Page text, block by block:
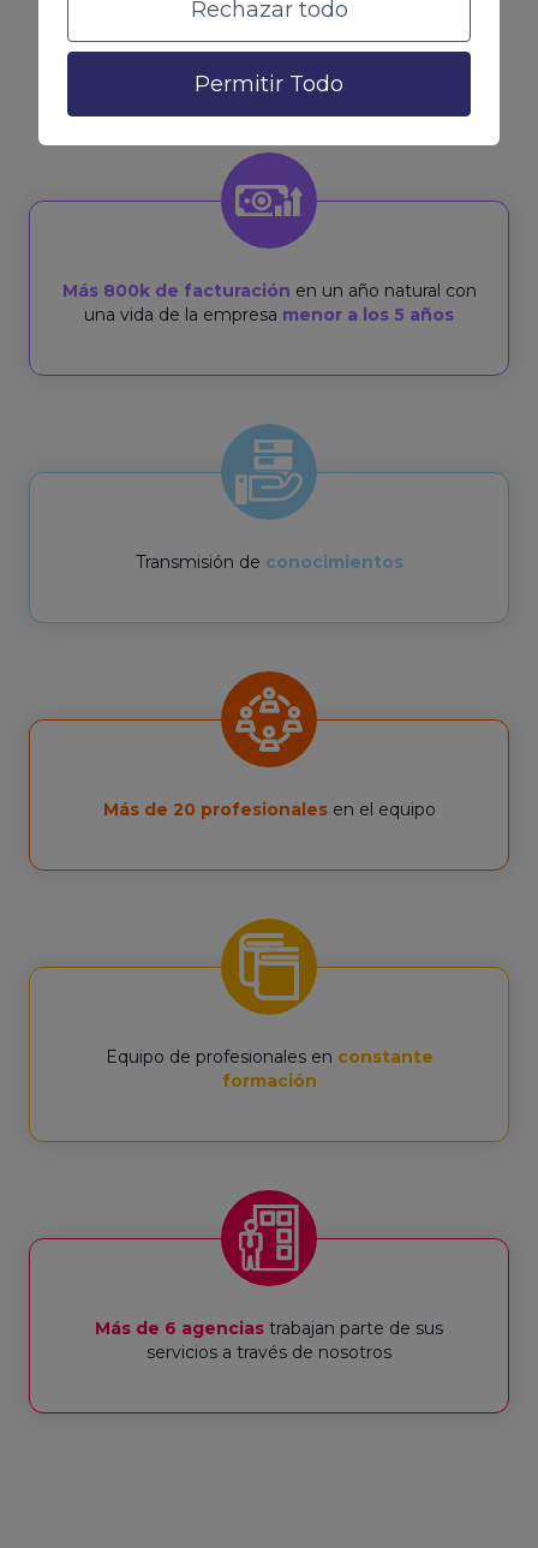
Rechazar todo
Permitir Todo
negocio en menos de 5 años hasta más de 800K
de facturación anuales y queremos hacerte
escalar con nosotros
Más 800k de facturación en un año natural con
una vida de la empresa menor a los 5 años
Transmisión de conocimientos
Más de 20 profesionales en el equipo
Equipo de profesionales en constante
formación
Más de 6 agencias trabajan parte de sus
servicios a través de nosotros